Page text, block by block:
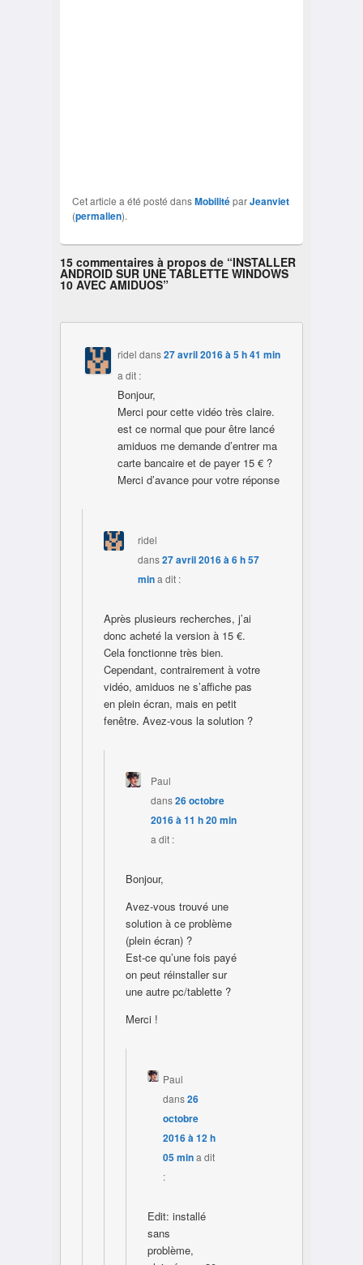
Cet article a été posté dansMobilitéparJeanviet
(permalien).
15 commentaires à propos de “INSTALLER
ANDROID SUR UNE TABLETTE WINDOWS
10 AVEC AMIDUOS”
ridel dans27 avril 2016 à 5 h 41 min
a dit :
Bonjour,
Merci pour cette vidéo très claire.
est ce normal que pour être lancé
amiduos me demande d’entrer ma
carte bancaire et de payer 15 € ?
Merci d’avance pour votre réponse
ridel
dans27 avril 2016 à 6 h 57
mina dit :
Après plusieurs recherches, j’ai
donc acheté la version à 15 €.
Cela fonctionne très bien.
Cependant, contrairement à votre
vidéo, amiduos ne s’affiche pas
en plein écran, mais en petit
fenêtre. Avez-vous la solution ?
Paul
dans26 octobre
2016 à 11 h 20 min
a dit :
Bonjour,
Avez-vous trouvé une
solution à ce problème
(plein écran) ?
Est-ce qu’une fois payé
on peut réinstaller sur
une autre pc/tablette ?
Merci !
Paul
dans26
octobre
2016 à 12 h
05 mina dit
:
Edit: installé
sans
problème,